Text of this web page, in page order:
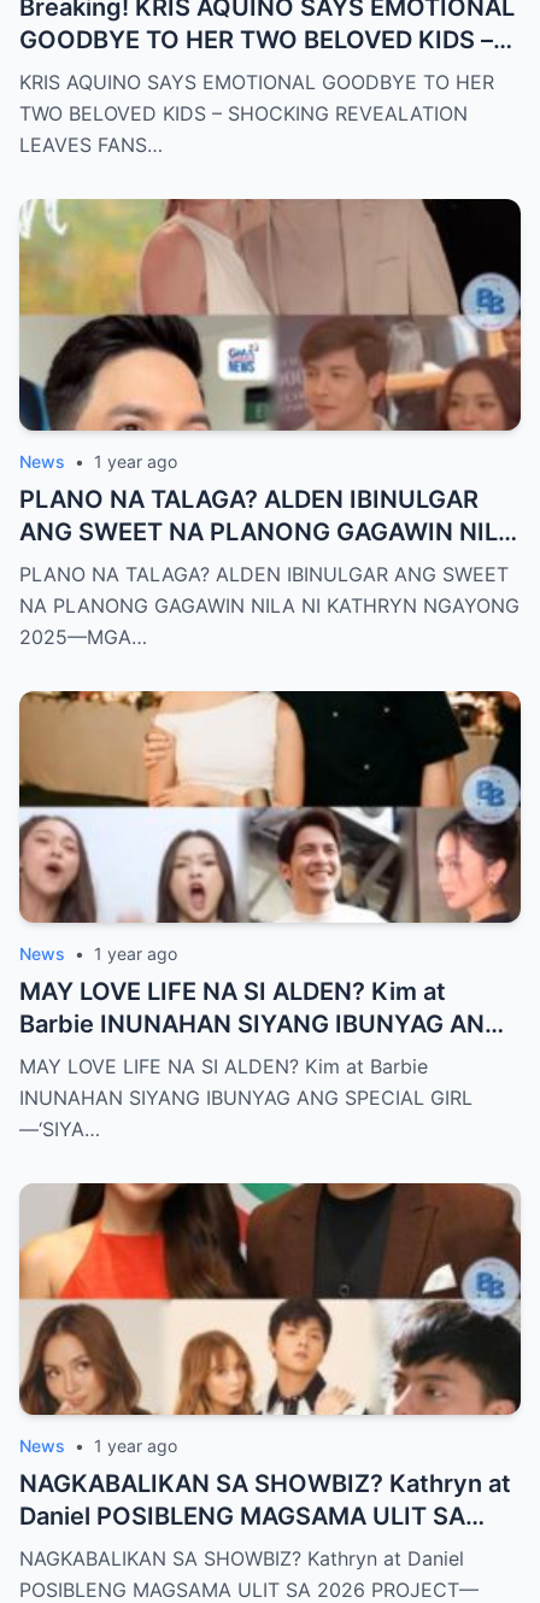
Breaking! KRIS AQUINO SAYS EMOTIONAL
GOODBYE TO HER TWO BELOVED KIDS –
SH0CKING REVEALATION LEAVES FANS
HEARTBROKEN!
KRIS AQUINO SAYS EMOTIONAL GOODBYE TO HER
TWO BELOVED KIDS – SHOCKING REVEALATION
LEAVES FANS…
News • 1 year ago
PLANO NA TALAGA? ALDEN IBINULGAR
ANG SWEET NA PLANONG GAGAWIN NILA
NI KATHRYN NGAYONG 2025—MGA
TAGA-SUBAYBAY, KINILIG NG TODO!
PLANO NA TALAGA? ALDEN IBINULGAR ANG SWEET
NA PLANONG GAGAWIN NILA NI KATHRYN NGAYONG
2025—MGA…
News • 1 year ago
MAY LOVE LIFE NA SI ALDEN? Kim at
Barbie INUNAHAN SIYANG IBUNYAG ANG
SPECIAL GIRL—‘SIYA ANG TUNAY NA
INIINGATAN NIYA!’
MAY LOVE LIFE NA SI ALDEN? Kim at Barbie
INUNAHAN SIYANG IBUNYAG ANG SPECIAL GIRL
—‘SIYA…
News • 1 year ago
NAGKABALIKAN SA SHOWBIZ? Kathryn at
Daniel POSIBLENG MAGSAMA ULIT SA
2026 PROJECT—TAGA-SUBAYBAY,
NAIIYAK SA TUWA!
NAGKABALIKAN SA SHOWBIZ? Kathryn at Daniel
POSIBLENG MAGSAMA ULIT SA 2026 PROJECT—